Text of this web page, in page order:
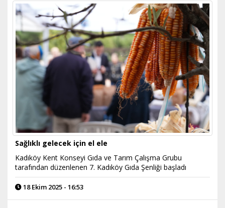
Sağlıklı gelecek için el ele
Kadıköy Kent Konseyi Gıda ve Tarım Çalışma Grubu
tarafından düzenlenen 7. Kadıköy Gıda Şenliği başladı
18 Ekim 2025 - 16:53